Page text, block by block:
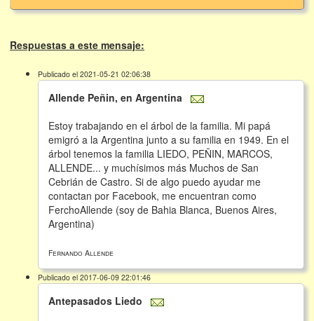
Respuestas a este mensaje:
Publicado el 2021-05-21 02:06:38
Allende Peñin, en Argentina
Estoy trabajando en el árbol de la familia. Mi papá
emigró a la Argentina junto a su familia en 1949. En el
árbol tenemos la familia LIEDO, PEÑIN, MARCOS,
ALLENDE... y muchísimos más Muchos de San
Cebrián de Castro. Si de algo puedo ayudar me
contactan por Facebook, me encuentran como
FerchoAllende (soy de Bahia Blanca, Buenos Aires,
Argentina)
Fernando Allende
Publicado el 2017-06-09 22:01:46
Antepasados Liedo